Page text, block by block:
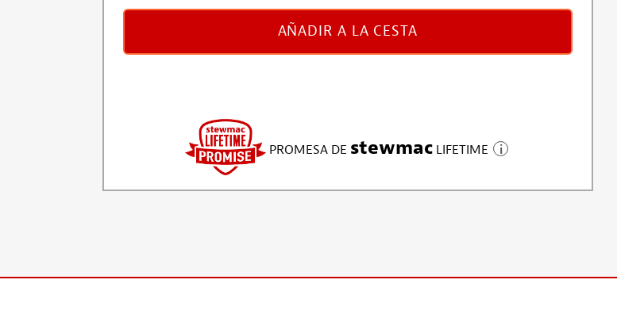
AÑADIR A LA CESTA
PROMESA DE stewmac LIFETIME